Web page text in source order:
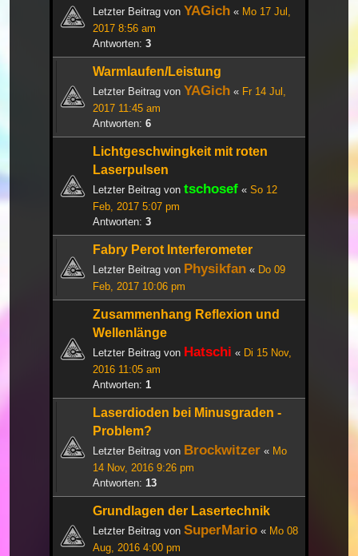
Letzter Beitrag von YAGich « Mo 17 Jul,
2017 8:56 am
Antworten: 3
Warmlaufen/Leistung
Letzter Beitrag von YAGich « Fr 14 Jul,
2017 11:45 am
Antworten: 6
Lichtgeschwingkeit mit roten
Laserpulsen
Letzter Beitrag von tschosef « So 12
Feb, 2017 5:07 pm
Antworten: 3
Fabry Perot Interferometer
Letzter Beitrag von Physikfan « Do 09
Feb, 2017 10:06 pm
Zusammenhang Reflexion und
Wellenlänge
Letzter Beitrag von Hatschi « Di 15 Nov,
2016 11:05 am
Antworten: 1
Laserdioden bei Minusgraden -
Problem?
Letzter Beitrag von Brockwitzer « Mo
14 Nov, 2016 9:26 pm
Antworten: 13
Grundlagen der Lasertechnik
Letzter Beitrag von SuperMario « Mo 08
Aug, 2016 4:00 pm